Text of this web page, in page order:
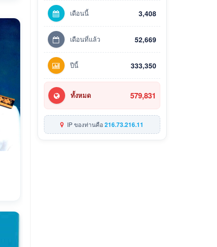
เดือนนี้ 3,408
เดือนที่แล้ว 52,669
ปีนี้ 333,350
ทั้งหมด 579,831
IP ของท่านคือ216.73.216.11